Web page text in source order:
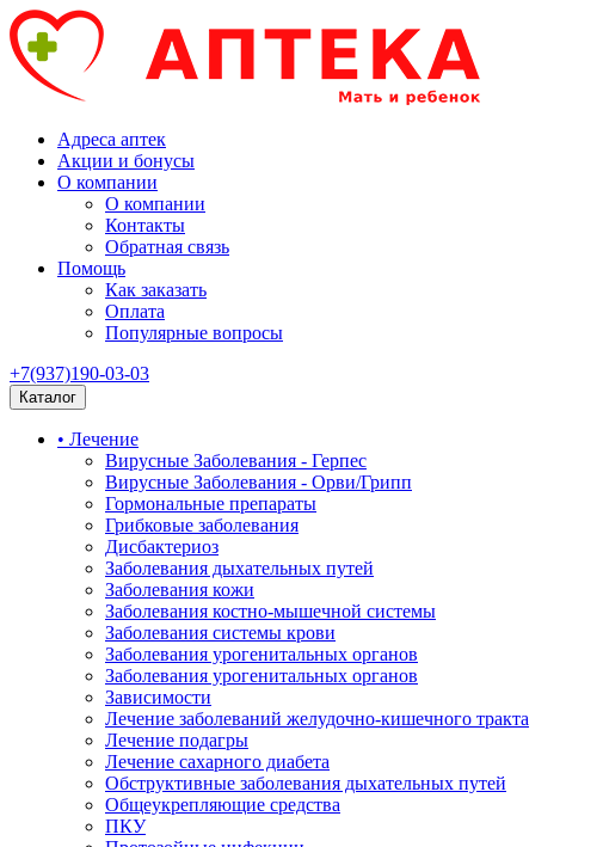
Адреса аптек
Акции и бонусы
О компании
О компании
Контакты
Обратная связь
Помощь
Как заказать
Оплата
Популярные вопросы
+7(937)190-03-03
Каталог
• Лечение
Вирусные Заболевания - Герпес
Вирусные Заболевания - Орви/Грипп
Гормональные препараты
Грибковые заболевания
Дисбактериоз
Заболевания дыхательных путей
Заболевания кожи
Заболевания костно-мышечной системы
Заболевания системы крови
Заболевания урогенитальных органов
Заболевания урогенитальных органов
Зависимости
Лечение заболеваний желудочно-кишечного тракта
Лечение подагры
Лечение сахарного диабета
Обструктивные заболевания дыхательных путей
Общеукрепляющие средства
ПКУ